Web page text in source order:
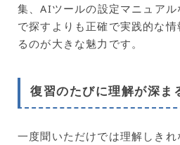
集、AIツールの設定マニュア
で探すよりも正確で実践的な情
るのが大きな魅力です。
復習のたびに理解が深ま
一度聞いただけでは理解しき